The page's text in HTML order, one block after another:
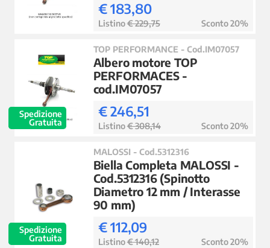
€ 183,80
Listino€ 229,75 Sconto 20%
Spedizione
Gratuita
TOP PERFORMANCE - Cod.IM07057
Albero motore TOP
PERFORMACES -
cod.IM07057
€ 246,51
Listino€ 308,14 Sconto 20%
Spedizione
Gratuita
MALOSSI - Cod.5312316
Biella Completa MALOSSI -
Cod.5312316 (Spinotto
Diametro 12 mm / Interasse
90 mm)
€ 112,09
Listino€ 140,12 Sconto 20%